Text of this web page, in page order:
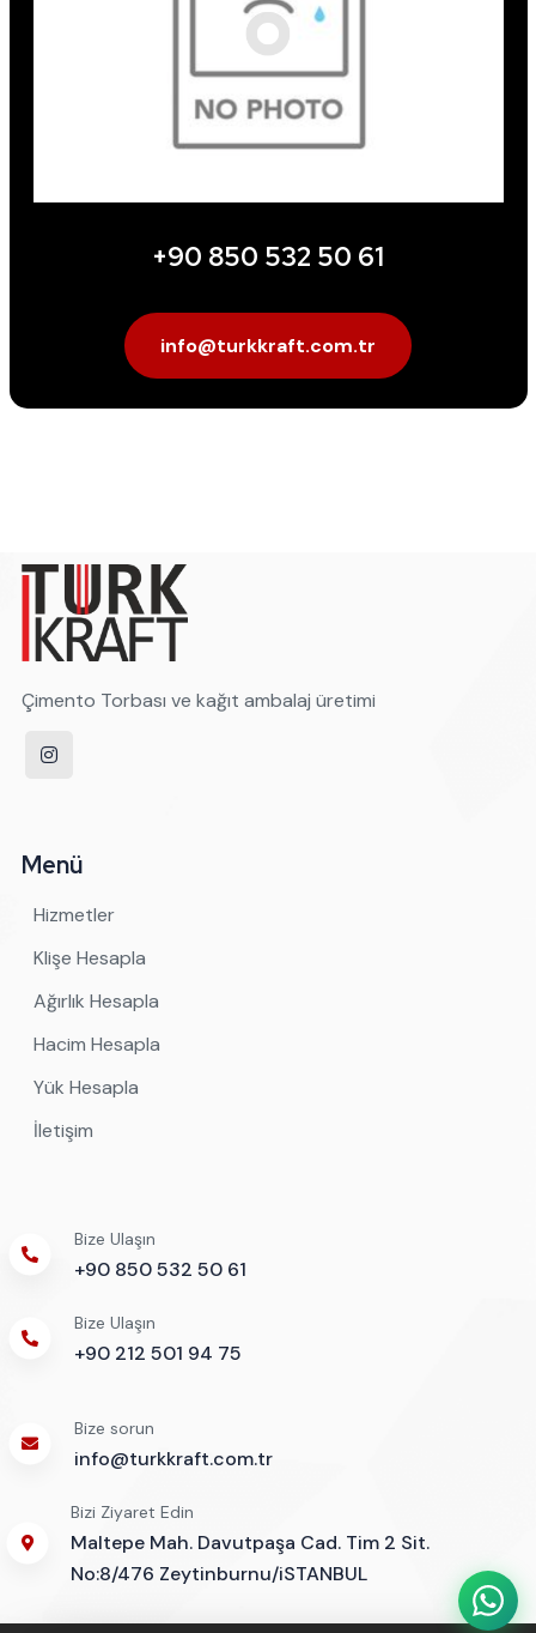
+90 850 532 50 61
info@turkkraft.com.tr
Çimento Torbası ve kağıt ambalaj üretimi
Menü
Hizmetler
Klişe Hesapla
Ağırlık Hesapla
Hacim Hesapla
Yük Hesapla
İletişim
Bize Ulaşın
+90 850 532 50 61
Bize Ulaşın
+90 212 501 94 75
Bize sorun
info@turkkraft.com.tr
Bizi Ziyaret Edin
Maltepe Mah. Davutpaşa Cad. Tim 2 Sit.
No:8/476 Zeytinburnu/iSTANBUL